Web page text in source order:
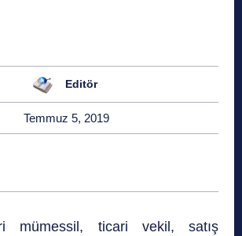
Editör
Temmuz 5, 2019
mümessil, ticari vekil, satış